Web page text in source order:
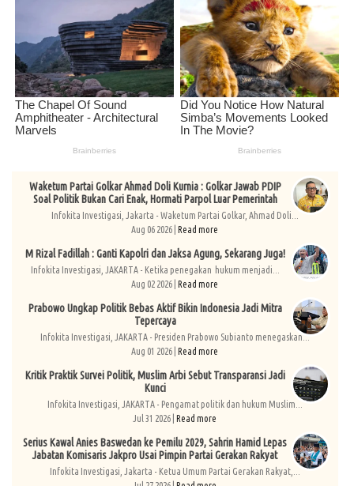
Waketum Partai Golkar Ahmad Doli Kurnia : Golkar Jawab PDIP
Soal Politik Bukan Cari Enak, Hormati Parpol Luar Pemerintah
Infokita Investigasi, Jakarta - Waketum Partai Golkar, Ahmad Doli...
Aug 06 2026 |Read more
M Rizal Fadillah : Ganti Kapolri dan Jaksa Agung, Sekarang Juga!
Infokita Investigasi, JAKARTA - Ketika penegakan hukum menjadi...
Aug 02 2026 |Read more
Prabowo Ungkap Politik Bebas Aktif Bikin Indonesia Jadi Mitra
Tepercaya
Infokita Investigasi, JAKARTA - Presiden Prabowo Subianto menegaskan...
Aug 01 2026 |Read more
Kritik Praktik Survei Politik, Muslim Arbi Sebut Transparansi Jadi
Kunci
Infokita Investigasi, JAKARTA - Pengamat politik dan hukum Muslim...
Jul 31 2026 |Read more
Serius Kawal Anies Baswedan ke Pemilu 2029, Sahrin Hamid Lepas
Jabatan Komisaris Jakpro Usai Pimpin Partai Gerakan Rakyat
Infokita Investigasi, Jakarta - Ketua Umum Partai Gerakan Rakyat,...